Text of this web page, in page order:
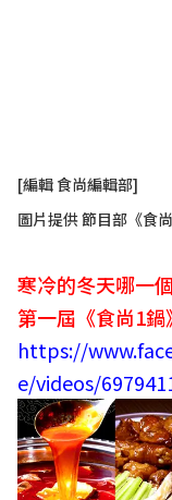
[編輯 食尚編輯部]
圖片提供 節目部《食
寒冷的冬天哪一
第一屆《食尚1鍋
https://
e/videos/